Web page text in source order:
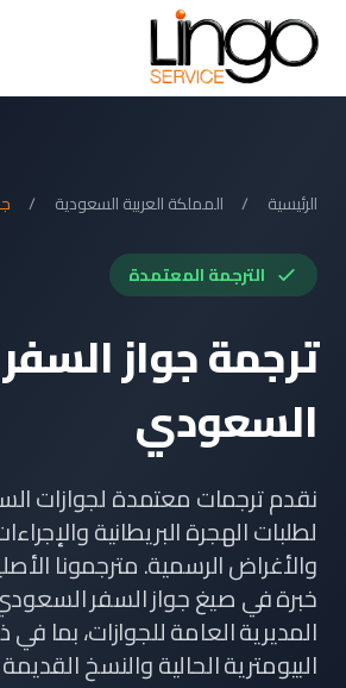
الرئيسية / المملكة العربية السعودية /
الترجمة المعتمدة
ترجمة جواز السفر
السعودي
نقدم ترجمات معتمدة لجوازات
لطلبات الهجرة البريطانية
والأغراض الرسمية. مترجمونا
خبرة في صيغ جواز السفر
المديرية العامة للجوازات، بما
البيومترية الحالية والنسخ